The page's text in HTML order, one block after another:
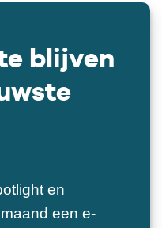
blijven
en
een e-